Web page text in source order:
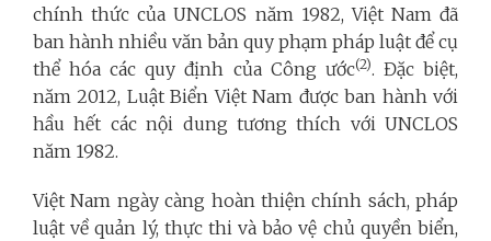
chính thức của UNCLOS năm 1982, Việt Nam đã
ban hành nhiều văn bản quy phạm pháp luật để cụ
thể hóa các quy định của Công ước(2). Đặc biệt,
năm 2012, Luật Biển Việt Nam được ban hành với
hầu hết các nội dung tương thích với UNCLOS
năm 1982.
Việt Nam ngày càng hoàn thiện chính sách, pháp
luật về quản lý, thực thi và bảo vệ chủ quyền biển,